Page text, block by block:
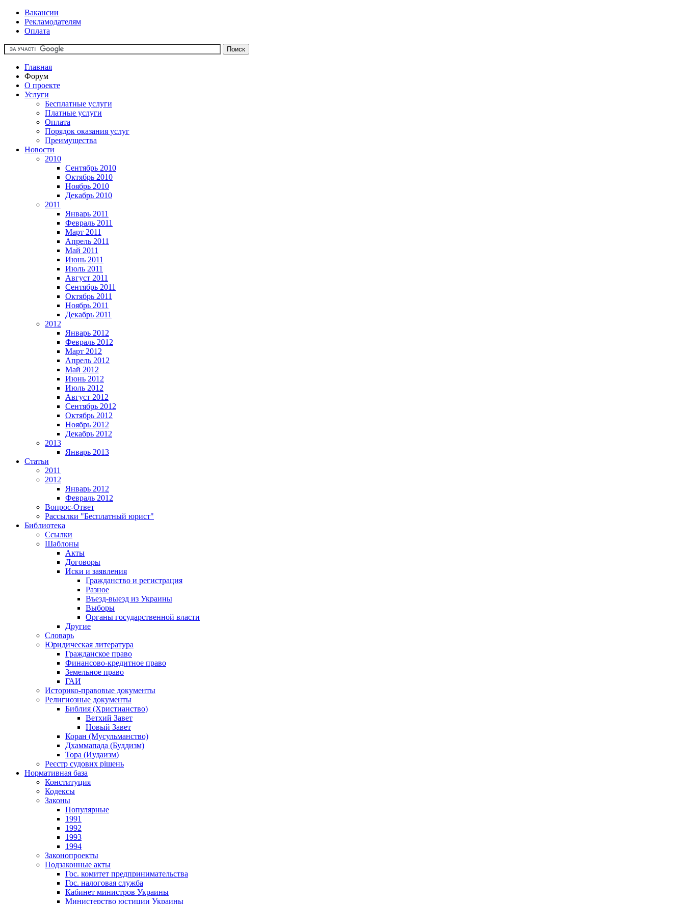
Вакансии
Рекламодателям
Оплата
Главная
Форум
О проекте
Услуги
Бесплатные услуги
Платные услуги
Оплата
Порядок оказания услуг
Преимущества
Новости
2010
Сентябрь 2010
Октябрь 2010
Ноябрь 2010
Декабрь 2010
2011
Январь 2011
Февраль 2011
Март 2011
Апрель 2011
Май 2011
Июнь 2011
Июль 2011
Август 2011
Сентябрь 2011
Октябрь 2011
Ноябрь 2011
Декабрь 2011
2012
Январь 2012
Февраль 2012
Март 2012
Апрель 2012
Май 2012
Июнь 2012
Июль 2012
Август 2012
Сентябрь 2012
Октябрь 2012
Ноябрь 2012
Декабрь 2012
2013
Январь 2013
Статьи
2011
2012
Январь 2012
Февраль 2012
Вопрос-Ответ
Рассылки "Бесплатный юрист"
Библиотека
Ссылки
Шаблоны
Акты
Договоры
Иски и заявления
Гражданство и регистрация
Разное
Въезд-выезд из Украины
Выборы
Органы государственной власти
Другие
Словарь
Юридическая литература
Гражданское право
Финансово-кредитное право
Земельное право
ГАИ
Историко-правовые документы
Религиозные документы
Библия (Христианство)
Ветхий Завет
Новый Завет
Коран (Мусульманство)
Дхаммапада (Буддизм)
Тора (Иудаизм)
Реєстр судових рішень
Нормативная база
Конституция
Кодексы
Законы
Популярные
1991
1992
1993
1994
Законопроекты
Подзаконные акты
Гос. комитет предпринимательства
Гос. налоговая служба
Кабинет министров Украины
Министерство юстиции Украины